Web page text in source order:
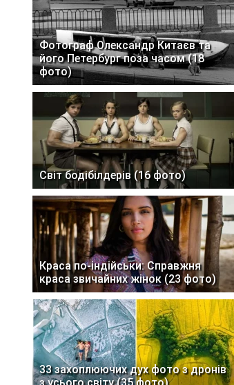
Фотограф Олександр Китаєв та
його Петербург поза часом (18
фото)
Світ бодібілдерів (16 фото)
Краса по-індійськи: Справжня
краса звичайних жінок (23 фото)
33 захоплюючих дух фото з дронів